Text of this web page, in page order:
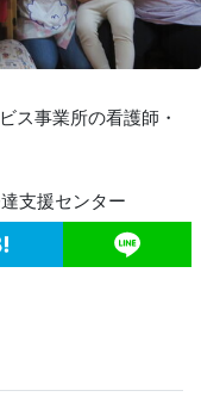
ス事業所の看護師・
支援センター